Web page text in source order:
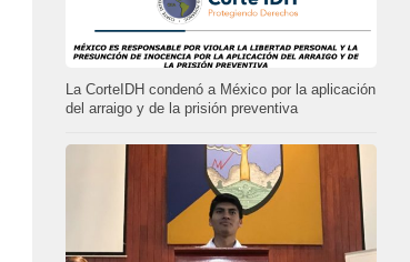
La CorteIDH condenó a México por la aplicación
del arraigo y de la prisión preventiva